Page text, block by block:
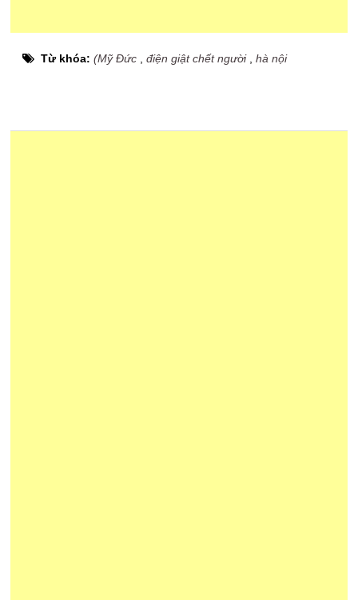
Từ khóa:(Mỹ Đức ,điện giật chết người,hà nội